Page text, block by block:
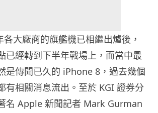
大廠商的旗艦機已相繼出爐後，
已經轉到下半年戰場上，而當中最
是傳聞已久的 iPhone 8，過去幾個
有相關消息流出。至於 KGI 證券分
名 Apple 新聞記者 Mark Gurman